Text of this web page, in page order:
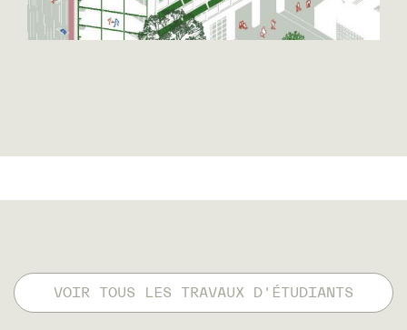
VOIR TOUS LES TRAVAUX D'ÉTUDIANTS